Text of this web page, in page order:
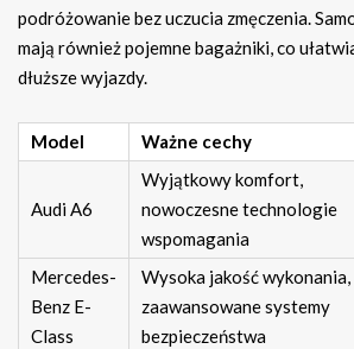
podróżowanie bez uczucia zmęczenia.
mają również pojemne bagażniki, co
dłuższe wyjazdy.
Model Ważne cechy
Audi A6
Wyjątkowy komfort,
nowoczesne technologie
wspomagania
Mercedes-
Benz E-
Class
Wysoka jakość wykonania,
zaawansowane systemy
bezpieczeństwa